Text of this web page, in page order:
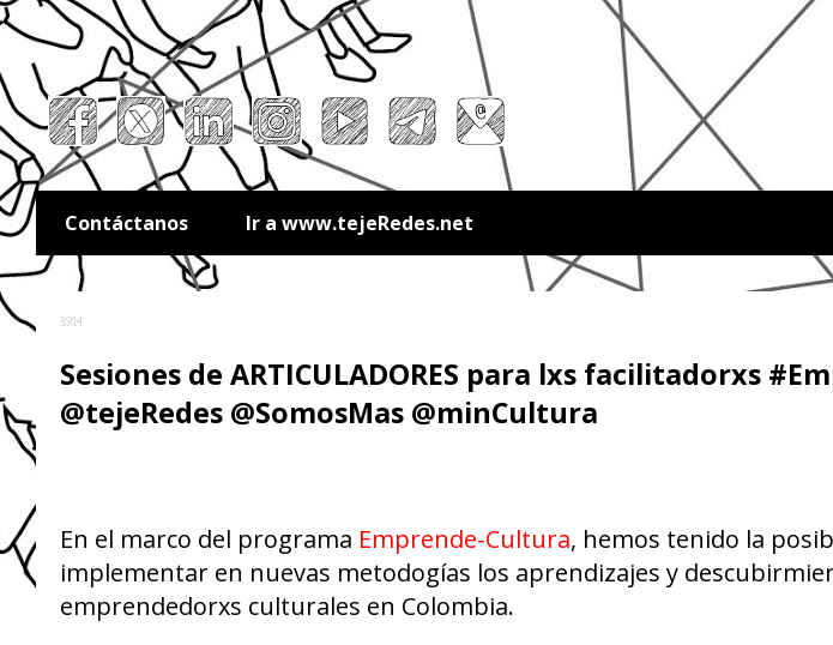
Contáctanos Ir a www.tejeRedes.net
3.9.14
Sesiones de ARTICULADORES para lxs facilitadorxs
@tejeRedes @SomosMas @minCultura
En el marco del programa Emprende-Cultura, hemos tenido la
implementar en nuevas metodogías los aprendizajes y
emprendedorxs culturales en Colombia.